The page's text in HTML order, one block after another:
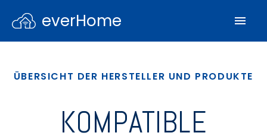
everHome
ÜBERSICHT DER HERSTELLER UND PRODUKTE
KOMPATIBLE